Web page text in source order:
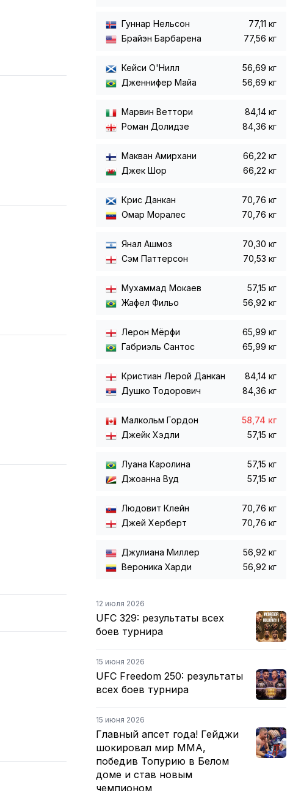
Гуннар Нельсон
77,11 кг
Брайэн Барбарена
77,56 кг
Кейси О'Нилл
56,69 кг
Дженнифер Майа
56,69 кг
Марвин Веттори
84,14 кг
Роман Долидзе
84,36 кг
Макван Амирхани
66,22 кг
Джек Шор
66,22 кг
Крис Данкан
70,76 кг
Омар Моралес
70,76 кг
Янал Ашмоз
70,30 кг
Сэм Паттерсон
70,53 кг
Мухаммад Мокаев
57,15 кг
Жафел Фильо
56,92 кг
Лерон Мёрфи
65,99 кг
Габриэль Сантос
65,99 кг
Кристиан Лерой Данкан
84,14 кг
Душко Тодорович
84,36 кг
Малкольм Гордон
58,74 кг
Джейк Хэдли
57,15 кг
Луана Каролина
57,15 кг
Джоанна Вуд
57,15 кг
Людовит Клейн
70,76 кг
Джей Херберт
70,76 кг
Джулиана Миллер
56,92 кг
Вероника Харди
56,92 кг
12 июля 2026
UFC 329: результаты всех
боев турнира
15 июня 2026
UFC Freedom 250: результаты
всех боев турнира
15 июня 2026
Главный апсет года! Гейджи
шокировал мир ММА,
победив Топурию в Белом
доме и став новым
чемпионом